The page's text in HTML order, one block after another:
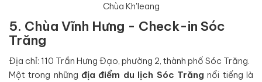
Chùa Kh'leang
5. Chùa Vĩnh Hưng - Check-in Sóc
Trăng
Địa chỉ: 110 Trần Hưng Đạo, phường 2, thành phố Sóc Trăng.
Một trong những địa điểm du lịch Sóc Trăng nổi tiếng là